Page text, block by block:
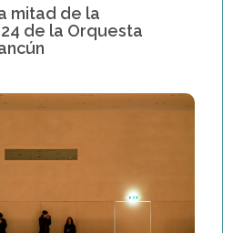
mitad de la
de la Orquesta